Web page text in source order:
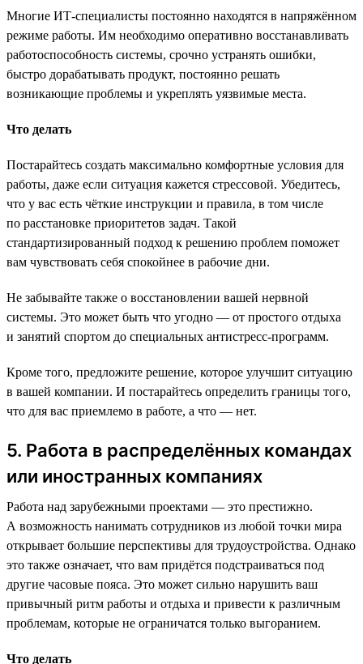
Многие ИТ-специалисты постоянно находятся в напряжённом
режиме работы. Им необходимо оперативно восстанавливать
работоспособность системы, срочно устранять ошибки,
быстро дорабатывать продукт, постоянно решать
возникающие проблемы и укреплять уязвимые места.
Что делать
Постарайтесь создать максимально комфортные условия для
работы, даже если ситуация кажется стрессовой. Убедитесь,
что у вас есть чёткие инструкции и правила, в том числе
по расстановке приоритетов задач. Такой
стандартизированный подход к решению проблем поможет
вам чувствовать себя спокойнее в рабочие дни.
Не забывайте также о восстановлении вашей нервной
системы. Это может быть что угодно — от простого отдыха
и занятий спортом до специальных антистресс-программ.
Кроме того, предложите решение, которое улучшит ситуацию
в вашей компании. И постарайтесь определить границы того,
что для вас приемлемо в работе, а что — нет.
5. Работа в распределённых командах
или иностранных компаниях
Работа над зарубежными проектами — это престижно.
А возможность нанимать сотрудников из любой точки мира
открывает большие перспективы для трудоустройства. Однако
это также означает, что вам придётся подстраиваться под
другие часовые пояса. Это может сильно нарушить ваш
привычный ритм работы и отдыха и привести к различным
проблемам, которые не ограничатся только выгоранием.
Что делать